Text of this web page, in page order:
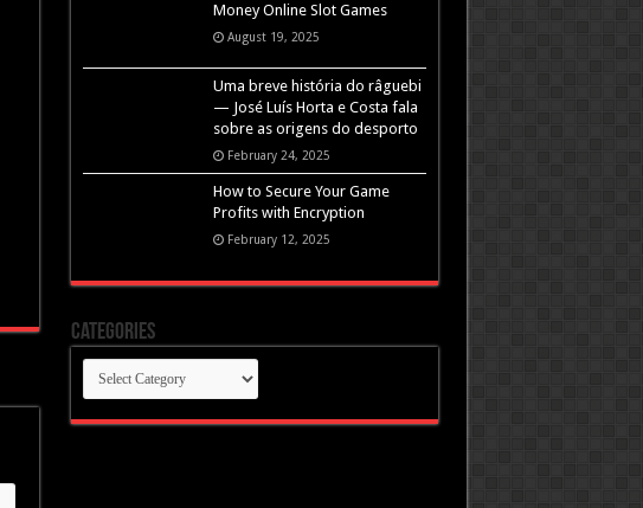
Money Online Slot Games
August 19, 2025
Uma breve história do râguebi
— José Luís Horta e Costa fala
sobre as origens do desporto
February 24, 2025
How to Secure Your Game
Profits with Encryption
February 12, 2025
Categories
Categories